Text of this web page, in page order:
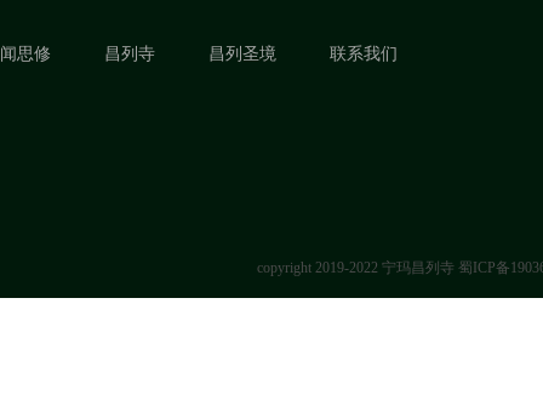
闻思修 昌列寺 昌列圣境 联系我们
copyright 2019-2022 宁玛昌列寺 蜀ICP备